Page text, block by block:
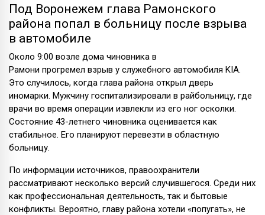
Под Воронежем глава Рамонского
района попал в больницу после взрыва
в автомобиле
Около 9:00 возле дома чиновника в
Рамони прогремел взрыв у служебного автомобиля KIA.
Это случилось, когда глава района открыл дверь
иномарки. Мужчину госпитализировали в райбольницу, где
врачи во время операции извлекли из его ног осколки.
Состояние 43-летнего чиновника оценивается как
стабильное. Его планируют перевезти в областную
больницу.
По информации источников, правоохранители
рассматривают несколько версий случившегося. Среди них
как профессиональная деятельность, так и бытовые
конфликты. Вероятно, главу района хотели «попугать», не